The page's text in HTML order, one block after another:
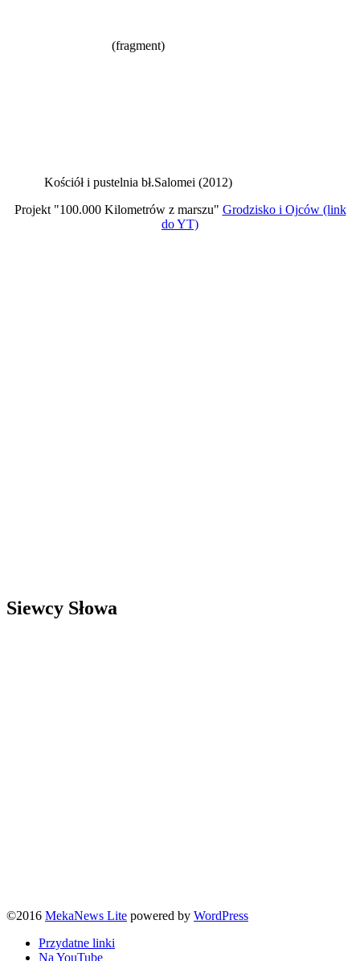
(fragment)
Kościół i pustelnia bł.Salomei (2012)
Projekt "100.000 Kilometrów z marszu" Grodzisko i Ojców (link
do YT)
Siewcy Słowa
©2016 MekaNews Lite powered by WordPress
Przydatne linki
Na YouTube